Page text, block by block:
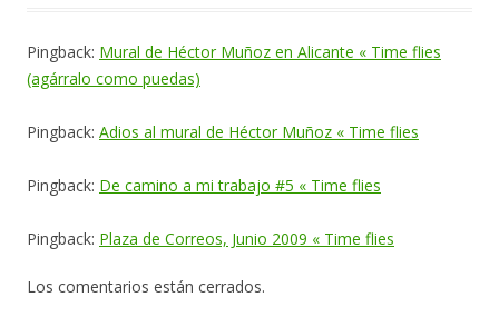
Pingback: Mural de Héctor Muñoz en Alicante « Time flies
(agárralo como puedas)
Pingback: Adios al mural de Héctor Muñoz « Time flies
Pingback: De camino a mi trabajo #5 « Time flies
Pingback: Plaza de Correos, Junio 2009 « Time flies
Los comentarios están cerrados.